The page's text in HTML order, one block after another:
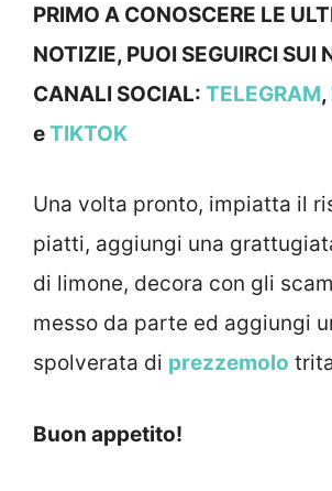
PRIMO A CONOSCERE LE
NOTIZIE, PUOI SEGUIRCI SUI
CANALI SOCIAL: TELEGRAM,
eTIKTOK
Una volta pronto, impiatta il
piatti, aggiungi una
di limone, decora con gli
messo da parte ed aggiungi
spolverata di prezzemolo
Buon appetito!